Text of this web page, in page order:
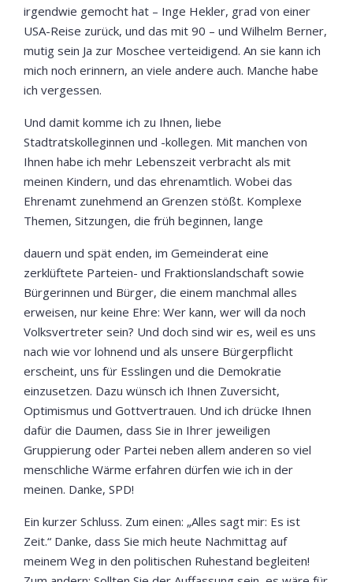
irgendwie gemocht hat – Inge Hekler, grad von einer
USA-Reise zurück, und das mit 90 – und Wilhelm Berner,
mutig sein Ja zur Moschee verteidigend. An sie kann ich
mich noch erinnern, an viele andere auch. Manche habe
ich vergessen.
Und damit komme ich zu Ihnen, liebe
Stadtratskolleginnen und -kollegen. Mit manchen von
Ihnen habe ich mehr Lebenszeit verbracht als mit
meinen Kindern, und das ehrenamtlich. Wobei das
Ehrenamt zunehmend an Grenzen stößt. Komplexe
Themen, Sitzungen, die früh beginnen, lange
dauern und spät enden, im Gemeinderat eine
zerklüftete Parteien- und Fraktionslandschaft sowie
Bürgerinnen und Bürger, die einem manchmal alles
erweisen, nur keine Ehre: Wer kann, wer will da noch
Volksvertreter sein? Und doch sind wir es, weil es uns
nach wie vor lohnend und als unsere Bürgerpflicht
erscheint, uns für Esslingen und die Demokratie
einzusetzen. Dazu wünsch ich Ihnen Zuversicht,
Optimismus und Gottvertrauen. Und ich drücke Ihnen
dafür die Daumen, dass Sie in Ihrer jeweiligen
Gruppierung oder Partei neben allem anderen so viel
menschliche Wärme erfahren dürfen wie ich in der
meinen. Danke, SPD!
Ein kurzer Schluss. Zum einen: „Alles sagt mir: Es ist
Zeit.“ Danke, dass Sie mich heute Nachmittag auf
meinem Weg in den politischen Ruhestand begleiten!